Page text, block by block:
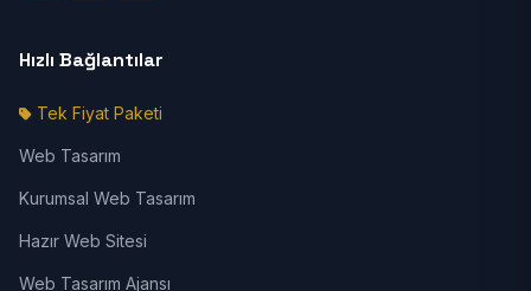
Hızlı Bağlantılar
Tek Fiyat Paketi
Web Tasarım
Kurumsal Web Tasarım
Hazır Web Sitesi
Web Tasarım Ajansı